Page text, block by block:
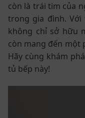
còn là trái tim của
trong gia đình. Với
không chỉ sở hữu
còn mang đến một
Hãy cùng khám
tủ bếp này!